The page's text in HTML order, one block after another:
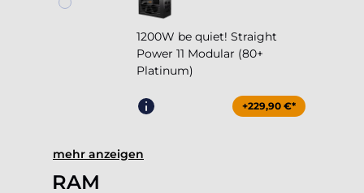
1200W be quiet! Straight
Power 11 Modular (80+
Platinum)
+229,90 €*
mehr anzeigen
RAM